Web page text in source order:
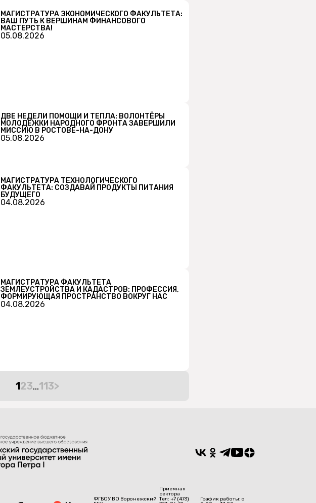
МАГИСТРАТУРА ЭКОНОМИЧЕСКОГО ФАКУЛЬТЕТА:
ВАШ ПУТЬ К ВЕРШИНАМ ФИНАНСОВОГО
МАСТЕРСТВА!
05.08.2026
ДВЕ НЕДЕЛИ ПОМОЩИ И ТЕПЛА: ВОЛОНТЁРЫ
МОЛОДЁЖКИ НАРОДНОГО ФРОНТА ЗАВЕРШИЛИ
МИССИЮ В РОСТОВЕ-НА-ДОНУ
05.08.2026
МАГИСТРАТУРА ТЕХНОЛОГИЧЕСКОГО
ФАКУЛЬТЕТА: СОЗДАВАЙ ПРОДУКТЫ ПИТАНИЯ
БУДУЩЕГО
04.08.2026
МАГИСТРАТУРА ФАКУЛЬТЕТА
ЗЕМЛЕУСТРОЙСТВА И КАДАСТРОВ: ПРОФЕССИЯ,
ФОРМИРУЮЩАЯ ПРОСТРАНСТВО ВОКРУГ НАС
04.08.2026
123…113>
ФГБОУ ВО Воронежский
Приемная
ректора
Тел: +7 (473)
График работы: с